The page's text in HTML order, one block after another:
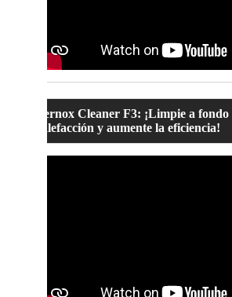
Fernox Cleaner F3: ¡Limpie a fondo
calefacción y aumente la eficiencia!